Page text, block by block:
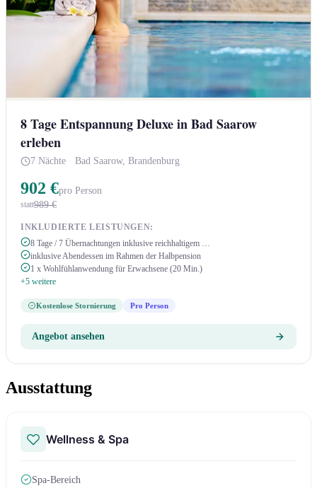
8 Tage Entspannung Deluxe in Bad Saarow
erleben
7 Nächte · Bad Saarow, Brandenburg
902 €pro Person
statt989 €
INKLUDIERTE LEISTUNGEN:
8 Tage / 7 Übernachtungen inklusive reichhaltigem …
inklusive Abendessen im Rahmen der Halbpension
1 x Wohlfühlanwendung für Erwachsene (20 Min.)
+5 weitere
Kostenlose Stornierung Pro Person
Angebot ansehen
Ausstattung
Wellness & Spa
Spa-Bereich